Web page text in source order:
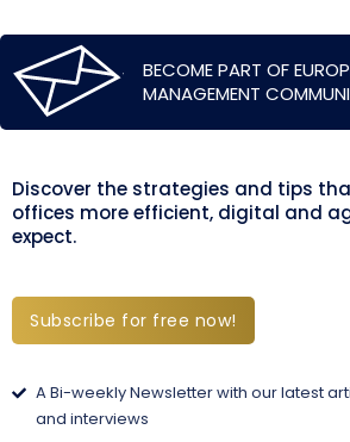
BECOME PART OF
MANAGEMENT
Discover the strategies and tips
offices more efficient, digital and
expect.
Subscribe for free now!
A Bi-weekly Newsletter with our latest
and interviews